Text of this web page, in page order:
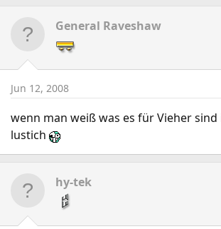
General Raveshaw
Jun 12, 2008
wenn man weiß was es für Vieher
lustich
hy-tek